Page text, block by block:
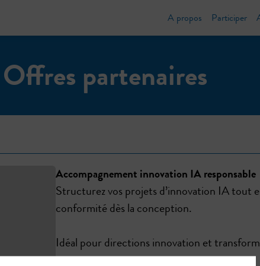
A propos Participer
Offres partenaires
Accompagnement innovation IA responsable
Structurez vos projets d’innovation IA tout
conformité dès la conception.
Idéal pour directions innovation et